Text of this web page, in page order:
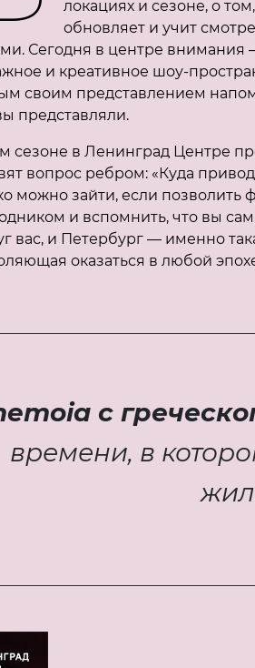
локациях и сезоне, о
обновляет и учит
Сегодня в центре
и креативное шоу-
своим представлением
представляли.
сезоне в Ленинград Центре
вопрос ребром: «Куда
можно зайти, если позволить
и вспомнить, что вы
вас, и Петербург — именно
оказаться в любой
с
времени, в